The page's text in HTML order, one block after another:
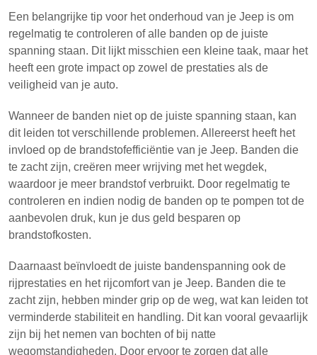
Een belangrijke tip voor het onderhoud van je Jeep is om
regelmatig te controleren of alle banden op de juiste
spanning staan. Dit lijkt misschien een kleine taak, maar het
heeft een grote impact op zowel de prestaties als de
veiligheid van je auto.
Wanneer de banden niet op de juiste spanning staan, kan
dit leiden tot verschillende problemen. Allereerst heeft het
invloed op de brandstofefficiëntie van je Jeep. Banden die
te zacht zijn, creëren meer wrijving met het wegdek,
waardoor je meer brandstof verbruikt. Door regelmatig te
controleren en indien nodig de banden op te pompen tot de
aanbevolen druk, kun je dus geld besparen op
brandstofkosten.
Daarnaast beïnvloedt de juiste bandenspanning ook de
rijprestaties en het rijcomfort van je Jeep. Banden die te
zacht zijn, hebben minder grip op de weg, wat kan leiden tot
verminderde stabiliteit en handling. Dit kan vooral gevaarlijk
zijn bij het nemen van bochten of bij natte
wegomstandigheden. Door ervoor te zorgen dat alle